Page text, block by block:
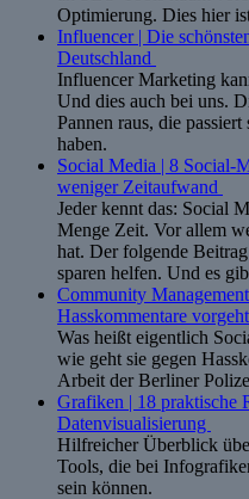
Optimierung. Dies hier
Influencer | Die
Deutschland
Influencer Marketing
Und dies auch bei uns.
Pannen raus, die
haben.
Social Media | 8 Social-
weniger Zeitaufwand
Jeder kennt das: Social
Menge Zeit. Vor allem
hat. Der folgende
sparen helfen. Und es
Community
Hasskommentare vorgeht
Was heißt eigentlich
wie geht sie gegen
Arbeit der Berliner
Grafiken | 18 praktische
Datenvisualisierung
Hilfreicher Überblick
Tools, die bei
sein können.